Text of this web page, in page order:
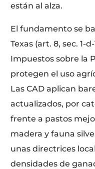
están al alza.
El fundamento se
Texas (art. 8, sec. 1-
Impuestos sobre la
protegen el uso
Las CAD aplican
actualizados, por
frente a pastos
madera y fauna
unas directrices
densidades de